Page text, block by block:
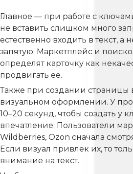
Главное — при работе с
не вставить слишком много
естественно входить в текст, а
запятую. Маркетплейс и
определят карточку как
продвигать ее.
Также при создании страницы
визуальном оформлении. У
10–20 секунд, чтобы создать у
впечатление. Пользователи
Wildberries, Ozon сначала
Если визуал привлек их, то
внимание на текст.